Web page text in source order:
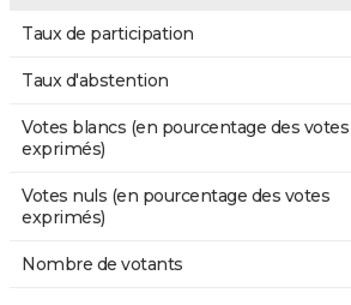
Taux de participation
Taux d'abstention
Votes blancs (en pourcentage des votes
exprimés)
Votes nuls (en pourcentage des votes
exprimés)
Nombre de votants